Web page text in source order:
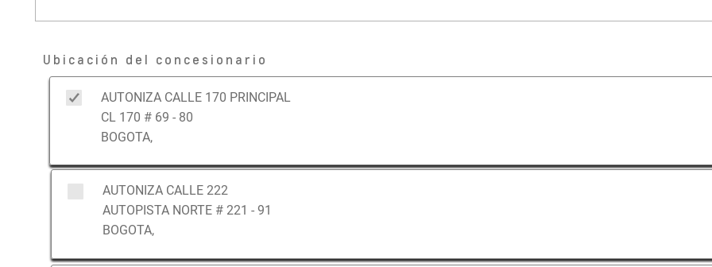
Ubicación del concesionario
AUTONIZA CALLE 170 PRINCIPAL
CL 170 # 69 - 80
BOGOTA,
AUTONIZA CALLE 222
AUTOPISTA NORTE # 221 - 91
BOGOTA,